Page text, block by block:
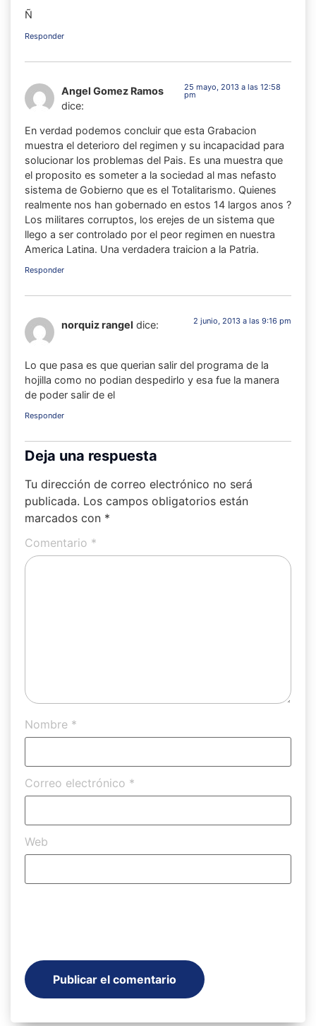
Ñ
Responder
Angel Gomez Ramos
dice:
25 mayo, 2013 a las 12:58
pm
En verdad podemos concluir que esta Grabacion
muestra el deterioro del regimen y su incapacidad para
solucionar los problemas del Pais. Es una muestra que
el proposito es someter a la sociedad al mas nefasto
sistema de Gobierno que es el Totalitarismo. Quienes
realmente nos han gobernado en estos 14 largos anos ?
Los militares corruptos, los erejes de un sistema que
llego a ser controlado por el peor regimen en nuestra
America Latina. Una verdadera traicion a la Patria.
Responder
norquiz rangel dice: 2 junio, 2013 a las 9:16 pm
Lo que pasa es que querian salir del programa de la
hojilla como no podian despedirlo y esa fue la manera
de poder salir de el
Responder
Deja una respuesta
Tu dirección de correo electrónico no será
publicada. Los campos obligatorios están
marcados con *
Comentario *
Nombre *
Correo electrónico *
Web